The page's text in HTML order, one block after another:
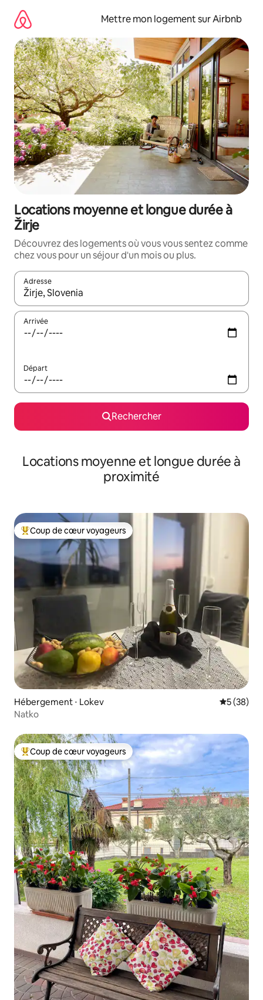
directement
contenu
Mettre mon logement sur Airbnb
Locations moyenne et longue durée à
Žirje
Découvrez des logements où vous vous sentez comme
chez vous pour un séjour d'un mois ou plus.
Adresse
Lorsque les résultats s'affichent, utilisez les flèches vers le
Arrivée
Départ
Rechercher
Locations moyenne et longue durée à
proximité
Coups de cœur voyageurs les plus appréciés
Coup de cœur voyageurs
Hébergement ⋅ Lokev
5 (38)
Natko
Coups de cœur voyageurs les plus appréciés
Coup de cœur voyageurs